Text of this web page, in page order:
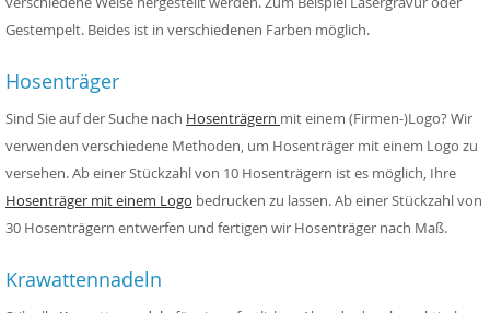
Gestempelt. Beides ist in verschiedenen Farben möglich.
Hosenträger
Sind Sie auf der Suche nach Hosenträgern mit einem (Firmen-)Logo? Wir
verwenden verschiedene Methoden, um Hosenträger mit einem Logo zu
versehen. Ab einer Stückzahl von 10 Hosenträgern ist es möglich, Ihre
Hosenträger mit einem Logo bedrucken zu lassen. Ab einer Stückzahl von
30 Hosenträgern entwerfen und fertigen wir Hosenträger nach Maß.
Krawattennadeln